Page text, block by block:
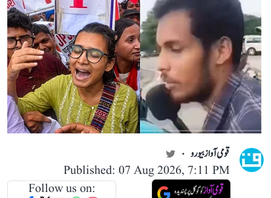
قومی آواز بیورو
Published: 07 Aug 2026, 7:11 PM
Follow us on: